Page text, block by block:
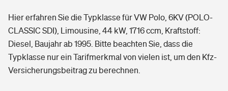
Grundfähigkeitsversicherung
Arbeitsrechtsschutz
Berufshaftpflichtversicherung
Elementarversicherung
Freizeit
Pri­vate Haft­pflicht­
Gesundheit
Hier erfahren Sie die Typklasse für VW Polo, 6KV (POLO-
CLASSIC SDI), Limousine, 44 kW, 1716 ccm, Kraftstoff:
Diesel, Baujahr ab 1995. Bitte beachten Sie, dass die
Typklasse nur ein Tarifmerkmal von vielen ist, um den Kfz-
Versicherungsbeitrag zu berechnen.